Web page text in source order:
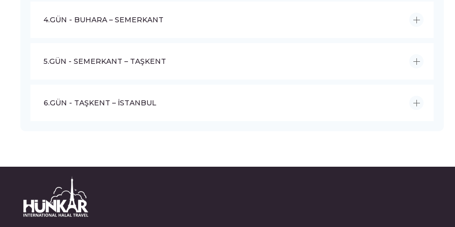
4.GÜN - BUHARA – SEMERKANT
5.GÜN - SEMERKANT – TAŞKENT
6.GÜN - TAŞKENT – İSTANBUL